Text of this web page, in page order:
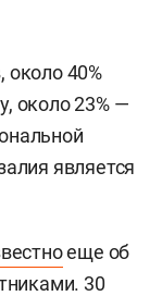
40%
около 23% —
является
еще об
30